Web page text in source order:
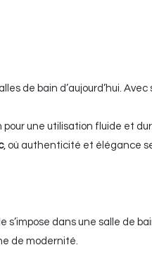
de bain d’aujourd’hui.
une utilisation fluide et
, où authenticité et élégance
dans une salle de
de modernité.